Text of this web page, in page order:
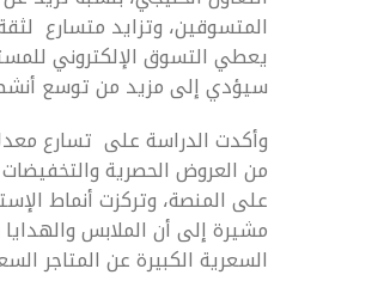
المتسوقين، وتزايد متسارع
يعطي التسوق الإلكتروني
سيؤدي إلى مزيد من توسع أنشطة
على المنصة، وتركزت أنماط
مشيرة إلى أن الملابس
السعرية الكبيرة عن المتاجر